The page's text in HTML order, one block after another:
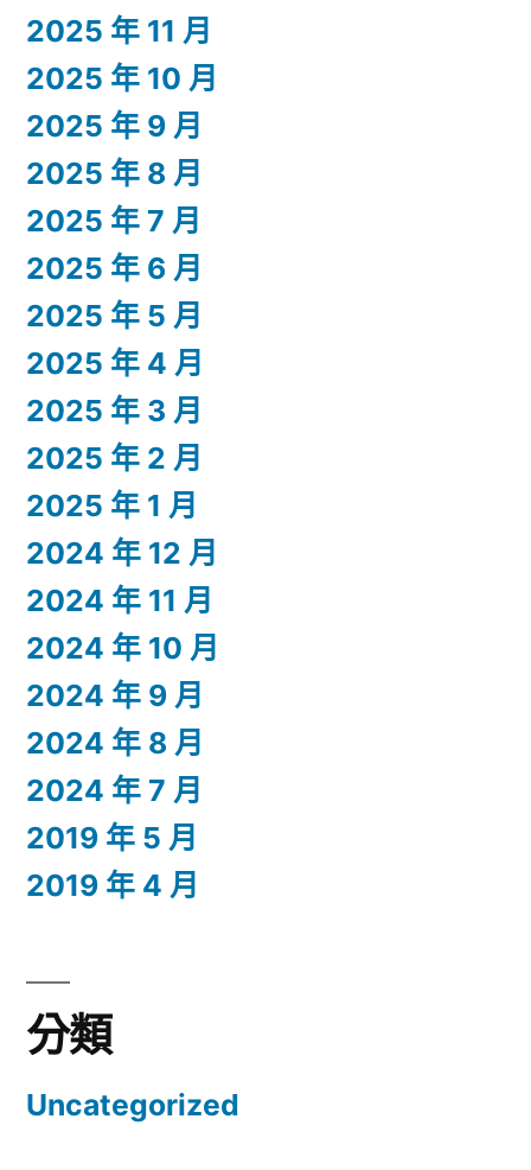
2025 年 11 月
2025 年 10 月
2025 年 9 月
2025 年 8 月
2025 年 7 月
2025 年 6 月
2025 年 5 月
2025 年 4 月
2025 年 3 月
2025 年 2 月
2025 年 1 月
2024 年 12 月
2024 年 11 月
2024 年 10 月
2024 年 9 月
2024 年 8 月
2024 年 7 月
2019 年 5 月
2019 年 4 月
分類
Uncategorized